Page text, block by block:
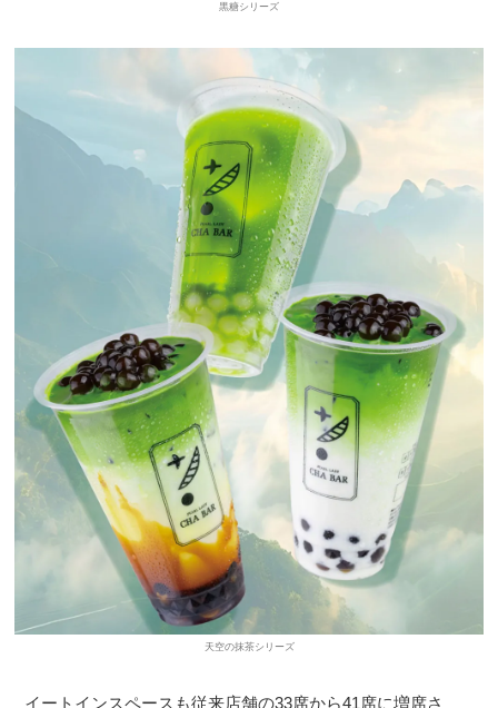
黒糖シリーズ
天空の抹茶シリーズ
イートインスペースも従来店舗の33席から41席に増席さ